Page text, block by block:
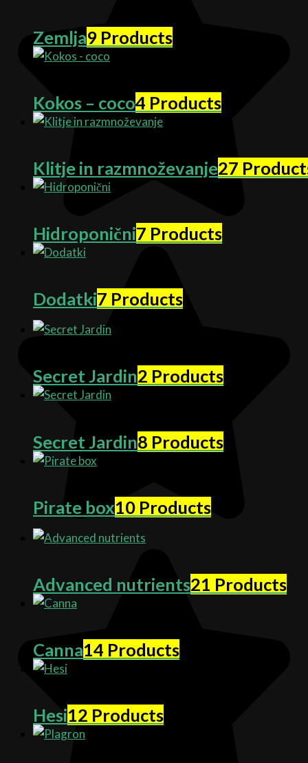
Zemlja9 Products
Kokos – coco4 Products
Klitje in razmnoževanje27
Hidroponični7 Products
Dodatki7 Products
Secret Jardin2 Products
Secret Jardin8 Products
Pirate box10 Products
Advanced nutrients21 Products
Canna14 Products
Hesi12 Products